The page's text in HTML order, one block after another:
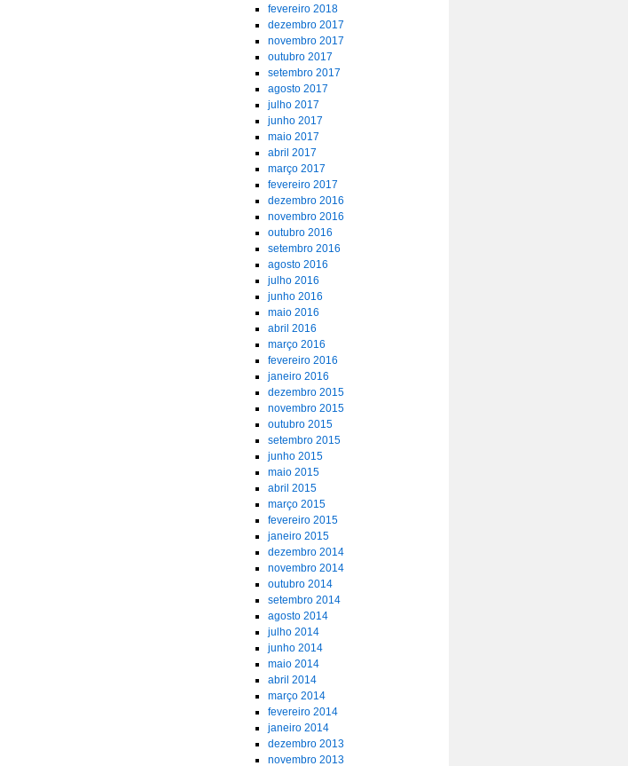
fevereiro 2018
dezembro 2017
novembro 2017
outubro 2017
setembro 2017
agosto 2017
julho 2017
junho 2017
maio 2017
abril 2017
março 2017
fevereiro 2017
dezembro 2016
novembro 2016
outubro 2016
setembro 2016
agosto 2016
julho 2016
junho 2016
maio 2016
abril 2016
março 2016
fevereiro 2016
janeiro 2016
dezembro 2015
novembro 2015
outubro 2015
setembro 2015
junho 2015
maio 2015
abril 2015
março 2015
fevereiro 2015
janeiro 2015
dezembro 2014
novembro 2014
outubro 2014
setembro 2014
agosto 2014
julho 2014
junho 2014
maio 2014
abril 2014
março 2014
fevereiro 2014
janeiro 2014
dezembro 2013
novembro 2013